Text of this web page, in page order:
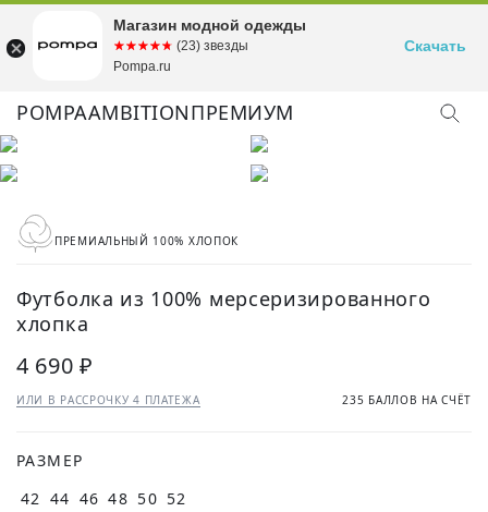
POMPAAMBITIONПРЕМИУМ
КУПИТЬ ОБРАЗ
ПРЕМИАЛЬНЫЙ 100% ХЛОПОК
Футболка из 100% мерсеризированного
хлопка
4 690 ₽
ИЛИ В РАССРОЧКУ 4 ПЛАТЕЖА 235 БАЛЛОВ НА СЧЁТ
РАЗМЕР
42 44 46 48 50 52
Магазин модной одежды
☆☆☆☆☆
★★★★★ (23) звезды
Pompa.ru
Скачать